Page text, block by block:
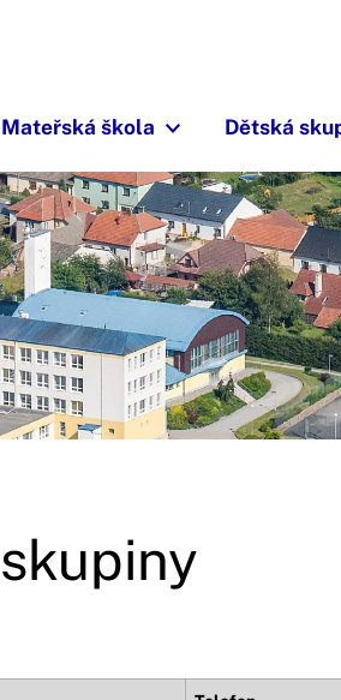
Mateřská škola Dětská